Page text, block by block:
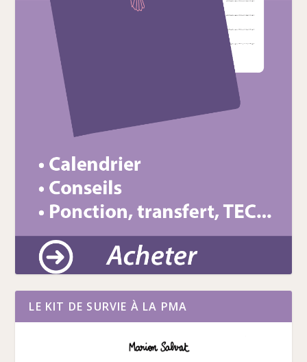
LE KIT DE SURVIE À LA PMA